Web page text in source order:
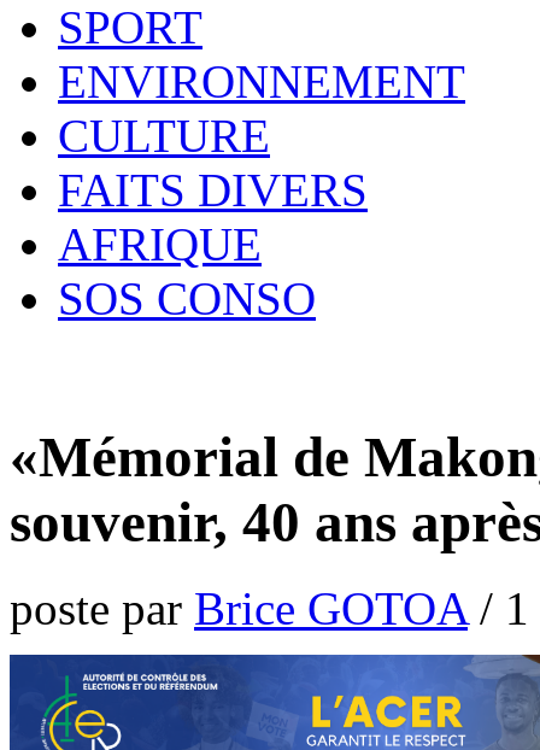
SPORT
ENVIRONNEMENT
CULTURE
FAITS DIVERS
AFRIQUE
SOS CONSO
«Mémorial de
souvenir, 40 ans
poste par Brice GOTOA/